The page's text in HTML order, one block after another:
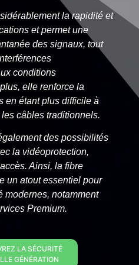
la rapidité et
et permet une
des signaux, tout
conditions
elle renforce la
en étant plus difficile à
câbles traditionnels.
des possibilités
la vidéoprotection,
Ainsi, la fibre
un atout essentiel pour
modernes, notamment
Premium.
LA SÉCURITÉ
GÉNÉRATION